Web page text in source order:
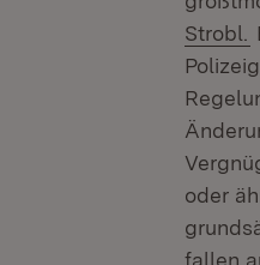
Strobl.
oder
fallen